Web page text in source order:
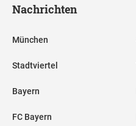
Nachrichten
München
Stadtviertel
Bayern
FC Bayern